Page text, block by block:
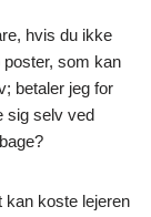
hvis du ikke
som kan
betaler jeg for
sig selv ved
kan koste lejeren